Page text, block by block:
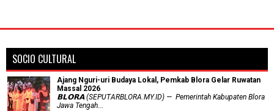
SOCIO CULTURAL
Ajang Nguri-uri Budaya Lokal, Pemkab Blora Gelar Ruwatan
Massal 2026
𝗕𝗟𝗢𝗥𝗔 (SEPUTARBLORA.MY.ID) — Pemerintah Kabupaten Blora
Jawa Tengah...